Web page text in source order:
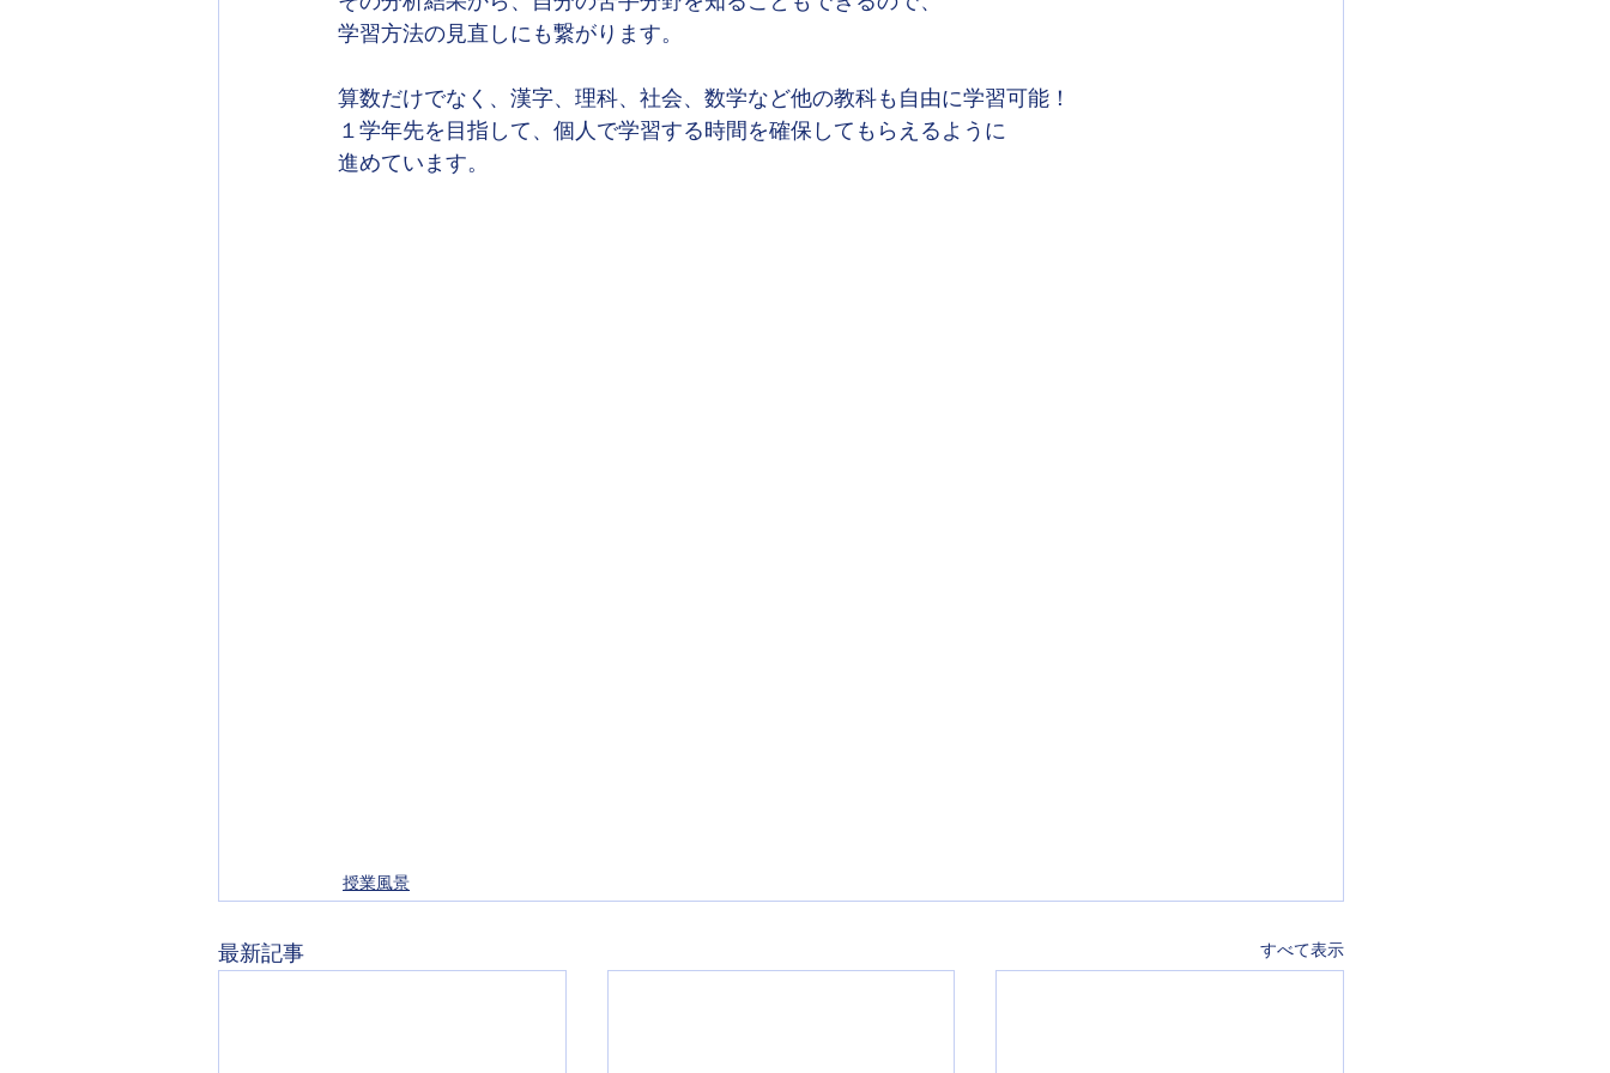
学習方法の見直しにも繋がります。
算数だけでなく、漢字、理科、社会、数学など他の教科も自由に学習可能！
１学年先を目指して、個人で学習する時間を確保してもらえるように
進めています。
授業風景
最新記事 すべて表示